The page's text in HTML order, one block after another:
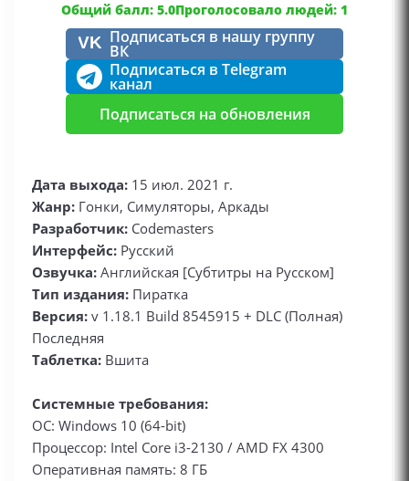
Общий балл: 5.0Проголосовало людей: 1
VK Подписаться в нашу группу
ВК
Подписаться в Telegram
канал
Подписаться на обновления
Дата выхода: 15 июл. 2021 г.
Жанр: Гонки, Симуляторы, Аркады
Разработчик: Codemasters
Интерфейс: Русский
Озвучка: Английская [Субтитры на Русском]
Тип издания: Пиратка
Версия: v 1.18.1 Build 8545915 + DLC (Полная)
Последняя
Таблетка: Вшита
Системные требования:
ОС: Windows 10 (64-bit)
Процессор: Intel Core i3-2130 / AMD FX 4300
Оперативная память: 8 ГБ